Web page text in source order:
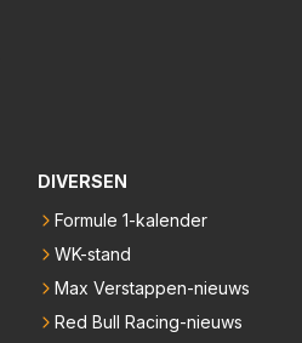
DIVERSEN
Formule 1-kalender
WK-stand
Max Verstappen-nieuws
Red Bull Racing-nieuws